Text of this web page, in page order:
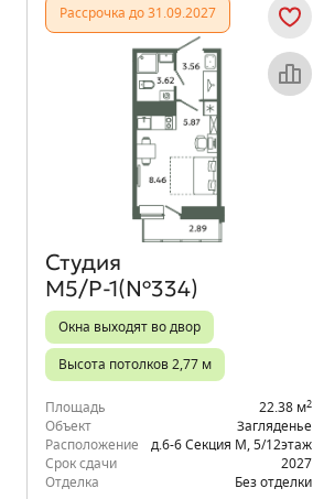
Рассрочка до 31.09.2027
Объект месяца
Студия
М5/Р-1(№334)
Окна выходят во двор
Высота потолков 2,77 м
Площадь 22.38 м2
Объект
Загляденье
Расположение
д.6-6 Секция М 5/12этаж
Срок сдачи
2027
Отделка
Без отделки